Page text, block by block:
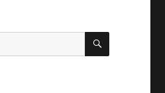
OTSI